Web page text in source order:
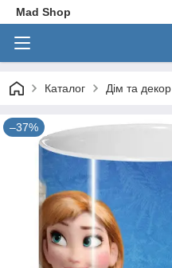
Mad Shop
Каталог Дім та декор
–37%